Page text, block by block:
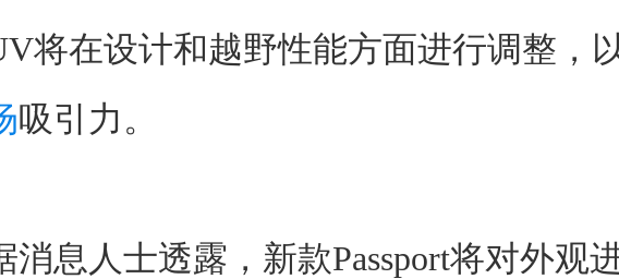
将在设计和越野性能方面进行调整，
吸引力。
消息人士透露，新款Passport将对外观